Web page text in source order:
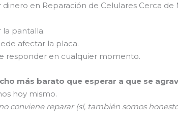
dinero en Reparación de Celulares Cerca
pantalla.
afectar la placa.
responder en cualquier momento.
más barato que esperar a que se
hoy mismo.
conviene reparar (sí, también somos